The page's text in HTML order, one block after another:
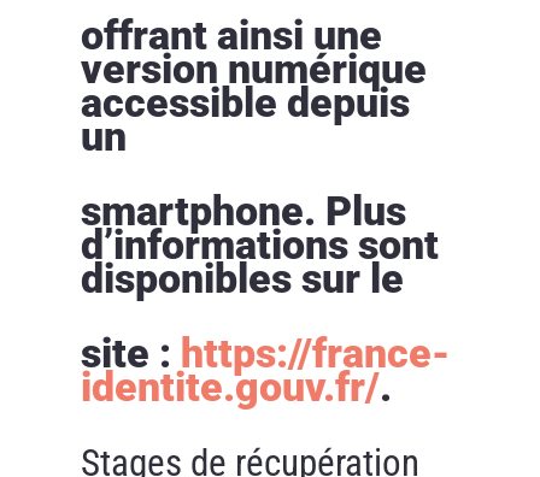
offrant ainsi une
version numérique
accessible depuis
un
smartphone. Plus
d’informations sont
disponibles sur le
site : https://france-
identite.gouv.fr/.
Stages de récupération